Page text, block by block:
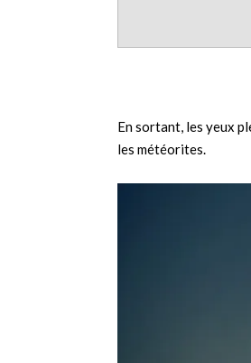
En sortant, les yeux
les météorites.